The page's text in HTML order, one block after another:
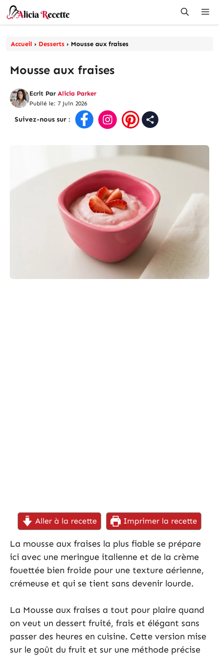
Aller
au
Accueil › Desserts › Mousse aux fraises
Mousse aux fraises
Ecrit Par Alicia Parker
Publié le: 7 Juin 2026
Suivez-nous sur :
Aller à la recette Imprimer la recette
La mousse aux fraises la plus fiable se prépare
ici avec une meringue italienne et de la crème
fouettée bien froide pour une texture aérienne,
crémeuse et qui se tient sans devenir lourde.
La Mousse aux fraises a tout pour plaire quand
on veut un dessert fruité, frais et élégant sans
passer des heures en cuisine. Cette version mise
sur le goût du fruit et sur une méthode précise